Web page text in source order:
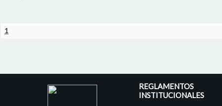
1
REGLAMENTOS
INSTITUCIONALES